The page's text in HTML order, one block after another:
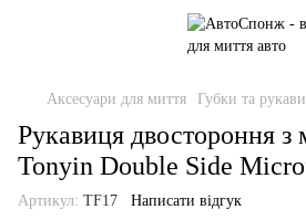
Аксесуари для миття Губки та
Рукавиця двостороння з
Tonyin Double Side
Артикул: TF17 Написати відгук